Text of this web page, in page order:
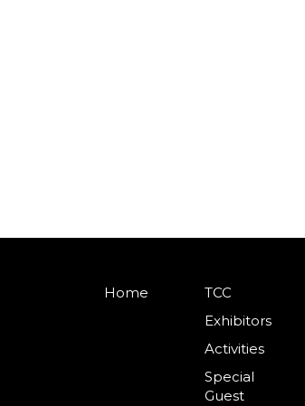
Home
TCC
Exhibitors
Activities
Special
Guest